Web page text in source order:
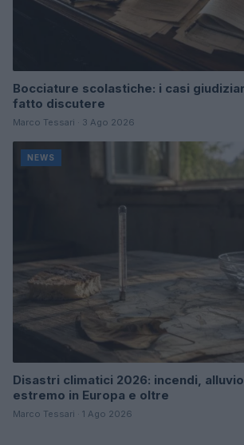
Bocciature scolastiche: i casi
fatto discutere
Marco Tessari · 3 Ago 2026
NEWS
Disastri climatici 2026: incendi,
estremo in Europa e oltre
Marco Tessari · 1 Ago 2026